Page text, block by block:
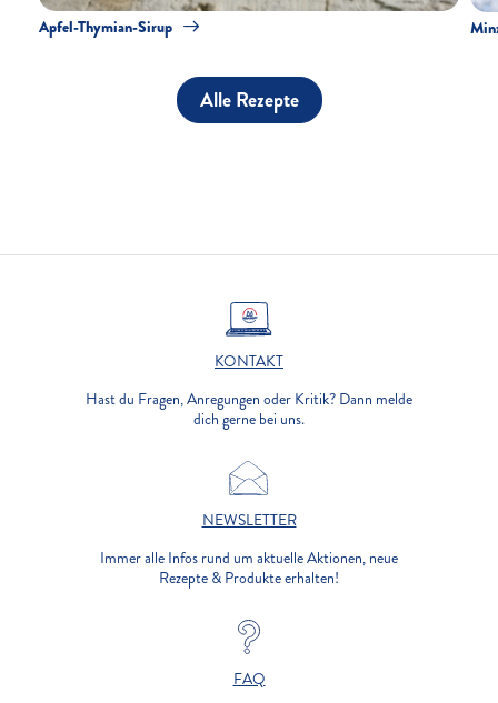
Apfel-Thymian-Sirup
Alle Rezepte
KONTAKT
Hast du Fragen, Anregungen oder Kritik? Dann melde
dich gerne bei uns.
NEWSLETTER
Immer alle Infos rund um aktuelle Aktionen, neue
Rezepte & Produkte erhalten!
FAQ